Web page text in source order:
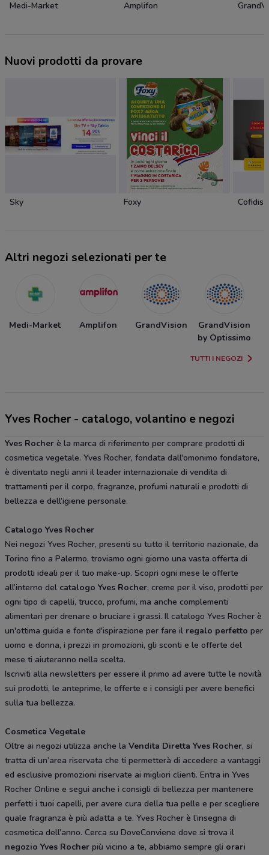
Medi-Market Amplifon
Nuovi prodotti da provare
Sky Foxy Cofidis
Altri negozi selezionati per te
Medi-Market Amplifon GrandVision
GrandVision
by Optissimo
TUTTI I NEGOZI
Yves Rocher - catalogo, volantino e negozi
Yves Rocher è la marca di riferimento per comprare prodotti di
cosmetica vegetale. Yves Rocher, fondata dall'omonimo fondatore,
è diventato negli anni il leader internazionale di vendita di
trattamenti per il corpo, fragranze, profumi naturali e prodotti di
bellezza e dell’igiene personale.
Catalogo Yves Rocher
Nei negozi Yves Rocher, presenti su tutto il territorio nazionale, da
Torino fino a Palermo, troviamo ogni giorno una vasta offerta di
prodotti ideali per il tuo make-up. Scopri ogni mese le offerte
all’interno del catalogo Yves Rocher, creme per il viso, prodotti per
ogni tipo di capelli, trucco, profumi, ma anche complementi
alimentari per drenare o bruciare i grassi. Il catalogo Yves Rocher è
un'ottima guida e fonte d'ispirazione per fare il regalo perfetto per
uomo e donna, i prezzi in promozioni, gli sconti e le offerte del
mese ti aiuteranno nella scelta.
Iscriviti alla newsletters per essere il primo ad avere tutte le novità
sui prodotti, le anteprime, le offerte e i consigli per avere benefici
sulla tua bellezza.
Cosmetica Vegetale
Oltre ai negozi utilizza anche la Vendita Diretta Yves Rocher, si
tratta di un’area riservata che ti permetterà di accedere a vantaggi
ed esclusive promozioni riservate ai migliori clienti. Entra in Yves
Rocher Online e segui anche i consigli di bellezza per mantenere
perfetti i tuoi capelli, per avere cura della tua pelle e per scegliere
quale fragranza è più adatta a te. Yves Rocher è l’insegna di
cosmetica dell’anno. Cerca su DoveConviene dove si trova il
negozio Yves Rocher più vicino a te, abbiamo sempre gli orari